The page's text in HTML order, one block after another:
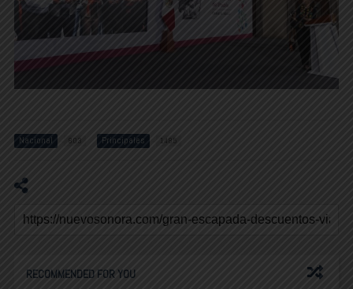
Nacional 803 Principales 1485
RECOMMENDED FOR YOU